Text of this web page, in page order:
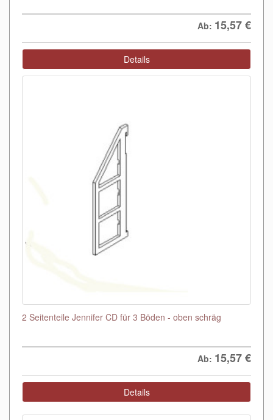
Ab: 15,57€
Details
2 Seitenteile Jennifer CD für 3 Böden - oben schräg
Ab: 15,57€
Details